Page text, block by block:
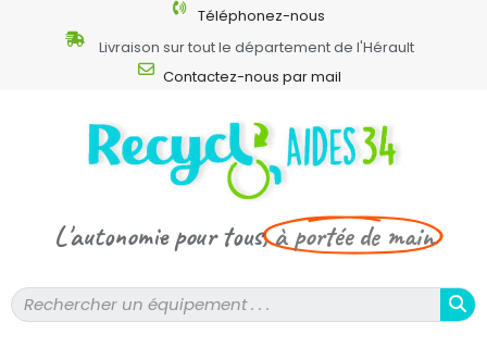
Téléphonez-nous
Livraison sur tout le département de l'Hérault
Contactez-nous par mail
L'autonomie pour tous,à portée de main